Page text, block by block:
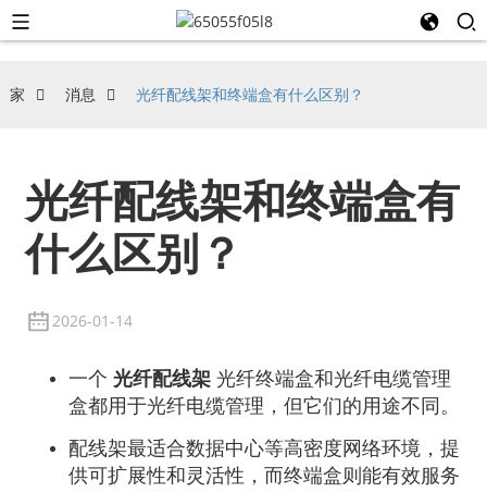
家 消息 光纤配线架和终端盒有什么区别？
光纤配线架和终端盒有
什么区别？
2026-01-14
一个 光纤配线架光纤终端盒和光纤电缆管理
盒都用于光纤电缆管理，但它们的用途不同。
配线架最适合数据中心等高密度网络环境，提
供可扩展性和灵活性，而终端盒则能有效服务